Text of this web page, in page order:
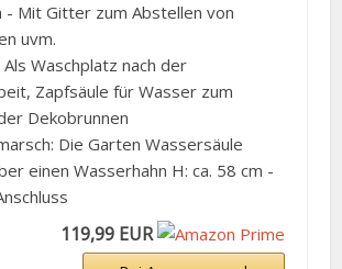
- Mit Gitter zum Abstellen von
uvm.
Waschplatz nach der
Zapfsäule für Wasser zum
Dekobrunnen
Die Garten Wassersäule
einen Wasserhahn H: ca. 58 cm -
119,99 EUR